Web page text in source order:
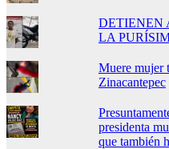
DETIENEN
LA
Muere mujer
Zinacantepec
presidenta
que también